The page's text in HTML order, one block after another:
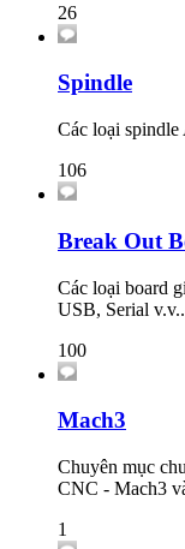
26
Spindle
Các loại
106
Break Out
Các loại board
USB, Serial
100
Mach3
Chuyên mục
CNC - Mach3
1